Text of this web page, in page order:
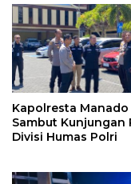
Kapolresta Manado
Sambut Kunjungan
Divisi Humas Polri